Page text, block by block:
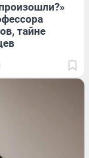
тайне